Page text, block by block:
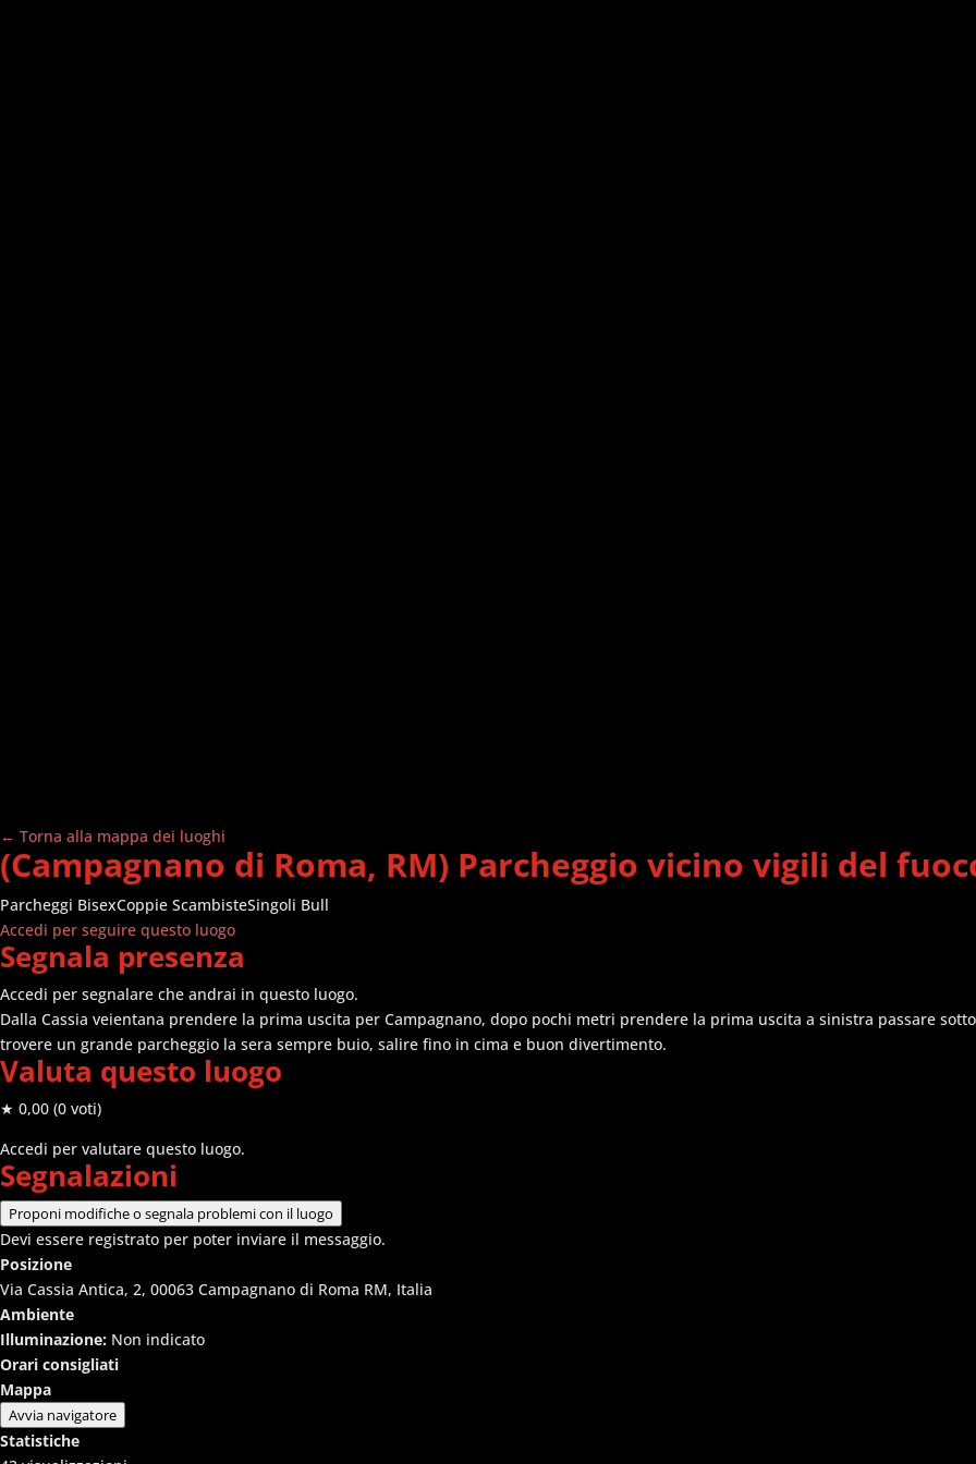
← Torna alla mappa dei luoghi
(Campagnano di Roma, RM) Parcheggio vicino vigili del
Parcheggi BisexCoppie ScambisteSingoli Bull
Accedi per seguire questo luogo
Segnala presenza
Accedi per segnalare che andrai in questo luogo.
Dalla Cassia veientana prendere la prima uscita per Campagnano, dopo pochi metri prendere la prima uscita a sinistra passare
trovere un grande parcheggio la sera sempre buio, salire fino in cima e buon divertimento.
Valuta questo luogo
★ 0,00 (0 voti)
Accedi per valutare questo luogo.
Segnalazioni
Proponi modifiche o segnala problemi con il luogo
Devi essere registrato per poter inviare il messaggio.
Posizione
Via Cassia Antica, 2, 00063 Campagnano di Roma RM, Italia
Ambiente
Illuminazione: Non indicato
Orari consigliati
Mappa
Avvia navigatore
Statistiche